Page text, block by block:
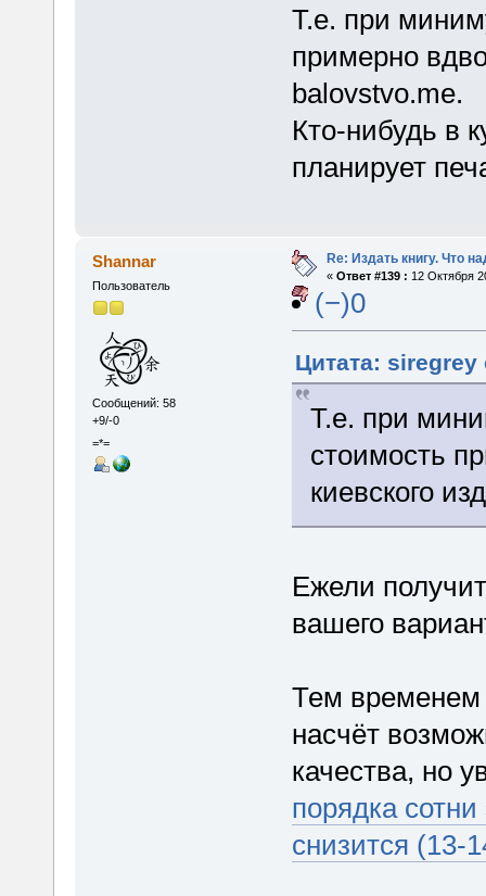
Т.е. при
примерно
balovstvo.me.
Кто-нибудь в
планирует
Shannar
Пользователь
Сообщений: 58
+9/-0
=*=
Re: Издать книгу. Что
« Ответ #139 : 12 Октября
(−)0
Цитата: siregrey
Т.е. при
стоимость
киевского
Ежели
вашего
Тем временем
насчёт
качества, но
порядка
снизится (13-